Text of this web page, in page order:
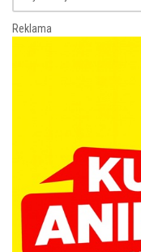
Reklama